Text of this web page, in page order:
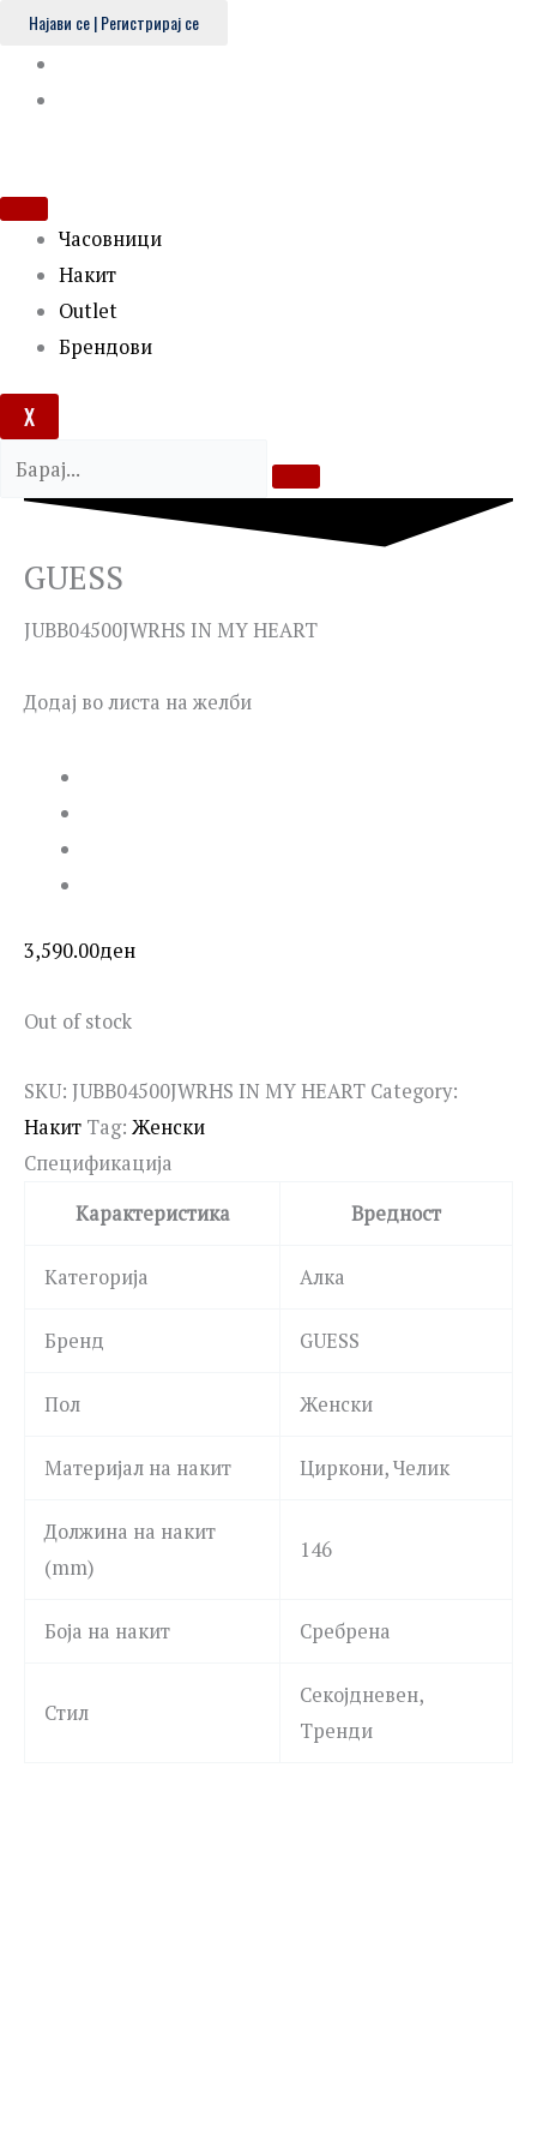
Skip
Најави се | Регистрирај се
Часовници
Накит
Outlet
Брендови
X
GUESS
JUBB04500JWRHS IN MY HEART
Додај во листа на желби
3,590.00ден
Out of stock
SKU: JUBB04500JWRHS IN MY HEART Category:
Накит Tag: Женски
Спецификација
Карактеристика
Вредност
Категорија Алка
Бренд GUESS
Пол Женски
Материјал на накит Циркони, Челик
Должина на накит
(mm)
146
Боја на накит Сребрена
Стил
Секојдневен,
Тренди